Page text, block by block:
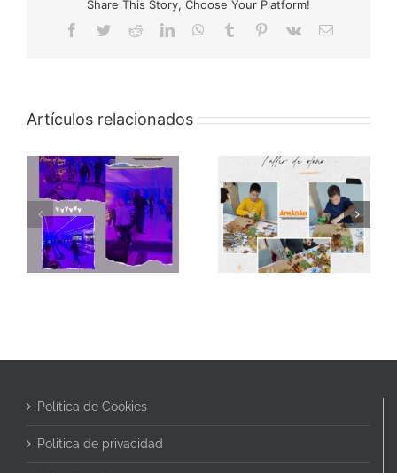
Share This Story, Choose Your Platform!
Facebook
TwitterRedditLinkedInWhatsApp
Tumblr Pinterest
Vk
Correo
Artículos relacionados
Taller de otoño
Taller habilidades
sociales con SPAMA
Política de Cookies
Politica de privacidad